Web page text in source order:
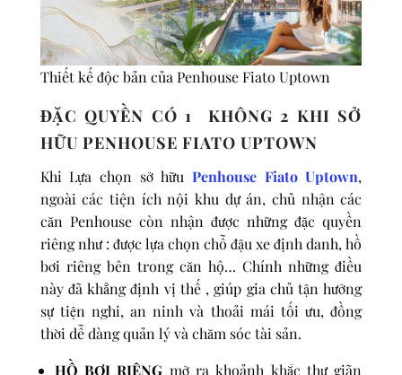
Thiết kế độc bản của Penhouse Fiato Uptown
ĐẶC QUYỀN CÓ 1 KHÔNG 2 KHI SỞ
HỮU PENHOUSE FIATO UPTOWN
Khi Lựa chọn sở hữu Penhouse Fiato Uptown,
ngoài các tiện ích nội khu dự án, chủ nhận các
căn Penhouse còn nhận được những đặc quyền
riêng như : được lựa chọn chỗ đậu xe định danh, hồ
bơi riêng bên trong căn hộ… Chính những điều
này đã khẳng định vị thế , giúp gia chủ tận hưởng
sự tiện nghi, an ninh và thoải mái tối ưu, đồng
thời dễ dàng quản lý và chăm sóc tài sản.
HỒ BƠI RIÊNG mở ra khoảnh khắc thư giãn